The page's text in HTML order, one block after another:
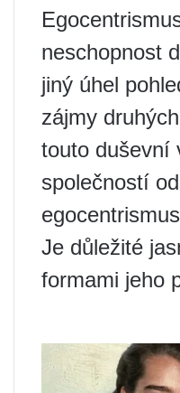
neschopnost
jiný úhel
zájmy
touto duševní
společností
Je důležité
formami jeho